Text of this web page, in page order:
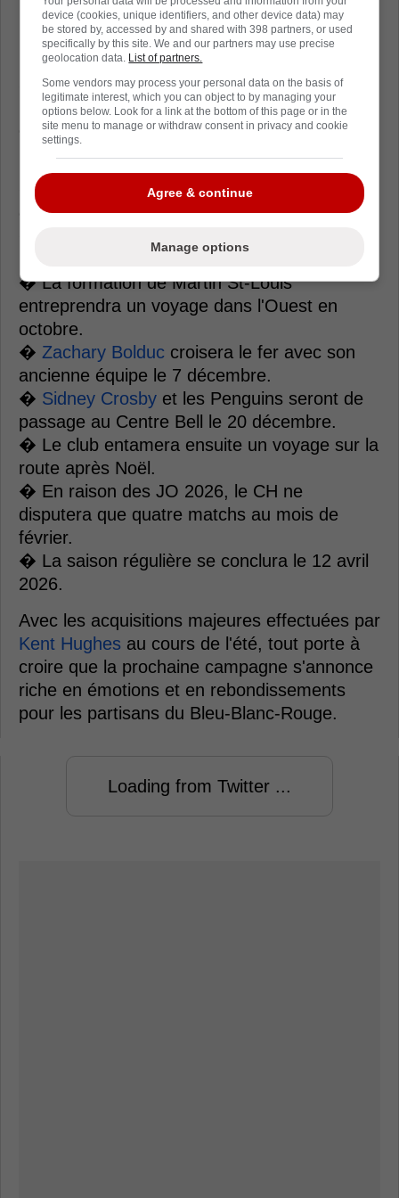
Loading from Twitter ...
Selon un article publié sur le site deThe
Hockey News, voici un aperçu des moments
clés qui attendent le Canadien de Montréal
lors de la saison 2025-2026 :
� Le match d'ouverture se jouera à Toronto
contre les Maple Leafs, le 8 octobre.
premier match à domicile face au
� La formation de Martin St-Louis
entreprendra un voyage dans l'Ouest en
octobre.
� Zachary Bolduc croisera le fer avec son
ancienne équipe le 7 décembre.
� Sidney Crosby et les Penguins seront de
passage au Centre Bell le 20 décembre.
� Le club entamera ensuite un voyage sur la
route après Noël.
� En raison des JO 2026, le CH ne
disputera que quatre matchs au mois de
février.
� La saison régulière se conclura le 12 avril
2026.
Avec les acquisitions majeures effectuées par
Kent Hughes au cours de l'été, tout porte à
croire que la prochaine campagne s'annonce
riche en émotions et en rebondissements
pour les partisans du Bleu-Blanc-Rouge.
Loading from Twitter ...
device (cookies, unique identifiers, and other device data) may
be stored by, accessed by and shared with 398 partners, or used
specifically by this site. We and our partners may use precise
geolocation data. List of partners.
Some vendors may process your personal data on the basis of
legitimate interest, which you can object to by managing your
options below. Look for a link at the bottom of this page or in the
site menu to manage or withdraw consent in privacy and cookie
settings.
Agree & continue
Manage options